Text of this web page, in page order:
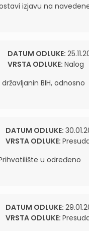
izjavu na
DATUM ODLUKE:
VRSTA ODLUKE: Nalog
BIH, odnosno
DATUM ODLUKE:
VRSTA ODLUKE:
u određeno
DATUM ODLUKE:
VRSTA ODLUKE: